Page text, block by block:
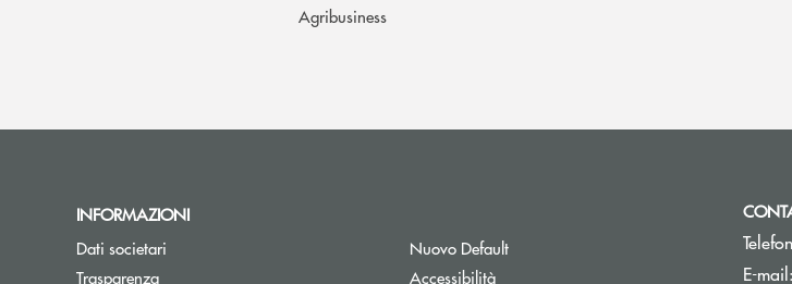
Agribusiness
INFORMAZIONI
Dati societari
Trasparenza
Nuovo DefaultApre una nuova finestra
Accessibilità
E-mail: